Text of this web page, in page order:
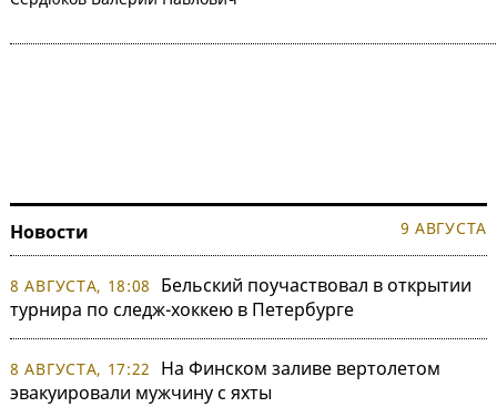
Новости 9 АВГУСТА
8 АВГУСТА, 18:08
Бельский поучаствовал в открытии
турнира по следж-хоккею в Петербурге
8 АВГУСТА, 17:22
На Финском заливе вертолетом
эвакуировали мужчину с яхты